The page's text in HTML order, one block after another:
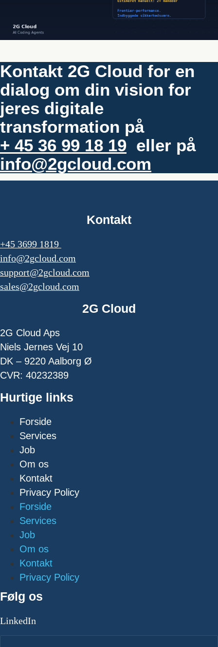
Kontakt 2G Cloud for en
dialog om din vision for
jeres digitale
transformation på
+ 45 36 99 18 19 eller på
info@2gcloud.com
Kontakt
+45 3699 1819
info@2gcloud.com
support@2gcloud.com
sales@2gcloud.com
2G Cloud
2G Cloud Aps
Niels Jernes Vej 10
DK – 9220 Aalborg Ø
CVR: 40232389
Hurtige links
Forside
Services
Job
Om os
Kontakt
Privacy Policy
Forside
Services
Job
Om os
Kontakt
Privacy Policy
Følg os
LinkedIn